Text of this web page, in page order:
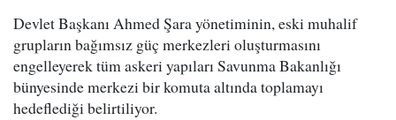
Devlet Başkanı Ahmed Şara yönetiminin, eski muhalif
grupların bağımsız güç merkezleri oluşturmasını
engelleyerek tüm askeri yapıları Savunma Bakanlığı
bünyesinde merkezi bir komuta altında toplamayı
hedeflediği belirtiliyor.